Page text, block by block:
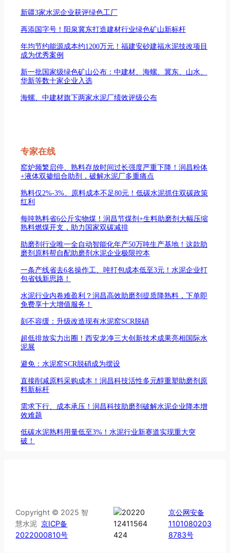
新疆3家水泥企业获评绿色工厂
再添国字号！阳泉冀东打造建材行业绿色矿山新标杆
年均节约能源成本约1200万元！福建安砂建福水泥技改项目
成为优秀案例
新一批国家级绿色矿山公布：中建材、海螺、冀东、山水、
华新等数十家企业入选
海螺、中建材旗下两家水泥厂绩效评级公布
专家在线
窑炉频繁启停、熟料存放时间过长强度严重下降！润昌粉体
+液体双掺组合助剂，破解水泥厂多重痛点
熟料仅2%-3%、原料成本不足80元！低碳水泥抓住双碳政策
红利
每吨熟料省6公斤实物煤！润昌节煤剂+生料助磨剂大幅压缩
熟料燃煤开支，助力国家双碳减排
助磨剂行业唯一全自动智能化年产50万吨生产基地！这款助
磨剂原料帮自配助磨剂水泥企业极限控本
一条产线省去6名操作工、吨打包成本低至3元！水泥企业打
包省钱新思路！
水泥行业内卷难盈利？润昌高效助磨剂提质降熟料，下单即
免费享十大增值服务！
刻不容缓：升级改造现有水泥窑SCR脱硝
超低排放实力出圈！西安龙净三大创新技术成果亮相国际水
泥展
避免：水泥窑SCR脱硝成为摆设
直接削减原料采购成本！润昌科技活性多元醇重塑助磨剂原
料新标杆
需求下行、成本承压！润昌科技助磨剂破解水泥企业降本增
效难题
低碳水泥熟料用量低至3%！水泥行业新赛道实现重大突
破！
Copyright © 2025 智
慧水泥京ICP备
2022000810号
京公网安备
1101080203
8783号